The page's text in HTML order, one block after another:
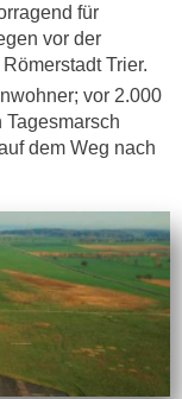
für
vor der
Trier.
vor 2.000
dem Weg nach